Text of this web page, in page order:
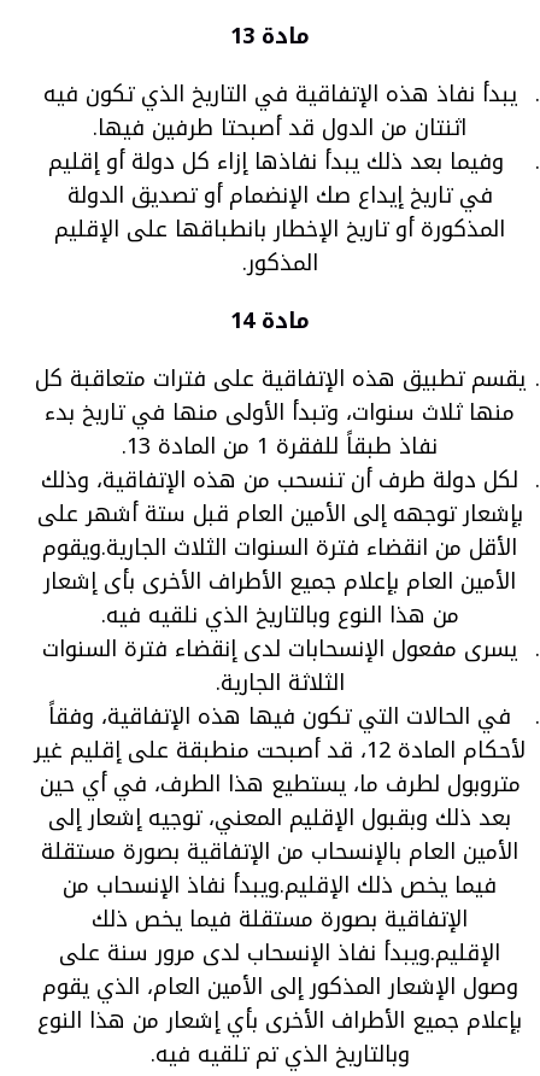
مادة 13
يبدأ نفاذ هذه الإتفاقية في التاريخ الذي تكون فيه
اثنتان من الدول قد أصبحتا طرفين فيها.
وفيما بعد ذلك يبدأ نفاذها إزاء كل دولة أو إقليم
في تاريخ إيداع صك الإنضمام أو تصديق الدولة
المذكورة أو تاريخ الإخطار بانطباقها على الإقليم
المذكور.
مادة 14
يقسم تطبيق هذه الإتفاقية على فترات متعاقبة كل
منها ثلاث سنوات، وتبدأ الأولى منها في تاريخ بدء
نفاذ طبقاً للفقرة 1 من المادة 13.
لكل دولة طرف أن تنسحب من هذه الإتفاقية، وذلك
بإشعار توجهه إلى الأمين العام قبل ستة أشهر على
الأقل من انقضاء فترة السنوات الثلاث الجارية.ويقوم
الأمين العام بإعلام جميع الأطراف الأخرى بأى إشعار
من هذا النوع وبالتاريخ الذي نلقيه فيه.
يسرى مفعول الإنسحابات لدى إنقضاء فترة السنوات
الثلاثة الجارية.
في الحالات التي تكون فيها هذه الإتفاقية، وفقاً
لأحكام المادة 12، قد أصبحت منطبقة على إقليم غير
متروبول لطرف ما، يستطيع هذا الطرف، في أي حين
بعد ذلك وبقبول الإقليم المعني، توجيه إشعار إلى
الأمين العام بالإنسحاب من الإتفاقية بصورة مستقلة
فيما يخص ذلك الإقليم.ويبدأ نفاذ الإنسحاب من
الإتفاقية بصورة مستقلة فيما يخص ذلك
الإقليم.ويبدأ نفاذ الإنسحاب لدى مرور سنة على
وصول الإشعار المذكور إلى الأمين العام، الذي يقوم
بإعلام جميع الأطراف الأخرى بأي إشعار من هذا النوع
وبالتاريخ الذي تم تلقيه فيه.